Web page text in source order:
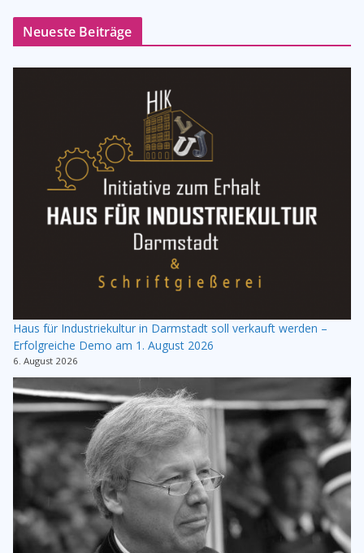
Neueste Beiträge
Haus für Industriekultur in Darmstadt soll verkauft werden –
Erfolgreiche Demo am 1. August 2026
6. August 2026